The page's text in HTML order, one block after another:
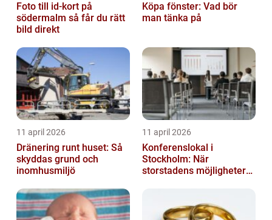
Foto till id-kort på
södermalm så får du rätt
bild direkt
Köpa fönster: Vad bör
man tänka på
11 april 2026
Dränering runt huset: Så
skyddas grund och
inomhusmiljö
11 april 2026
Konferenslokal i
Stockholm: När
storstadens möjligheter